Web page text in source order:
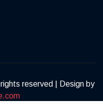
reserved | Design by